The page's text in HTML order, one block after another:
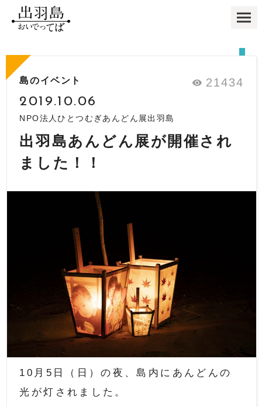
島のイベント 21434
2019.10.06
NPO法人ひとつむぎあんどん展出羽島
出羽島あんどん展が開催され
ました！！
10月5日（日）の夜、島内にあんどんの
光が灯されました。